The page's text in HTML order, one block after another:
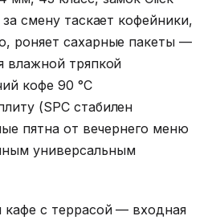
смену таскает кофейники,
роняет сахарные пакеты —
влажной тряпкой
кофе 90 °C
(SPC стабилен
пятна от вечернего меню
универсальным
с террасой — входная